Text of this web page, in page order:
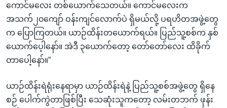
ကောင်မလေး တစ်ယောက်သေတယ်။ ကောင်မလေးက
အသက်၂၀ကျော် ဝန်းကျင်လောက်ပဲ ရှိမယ်လို့ ပရဟိတအဖွဲ့တွေ
က ပြောကြတယ်။ ယာဉ်ထိန်းတယောက်ရယ်။ ပြည်သူ့စစ်က နှစ်
ယောက်ပေ့ါနော်။ အဲဒီ ၃ယောက်တော့ တော်တော်လေး ထိခိုက်
တာပေါ့နော်။”
ယာဉ်ထိန်းရဲရုံးနေရာမှာ ယာဉ်ထိန်းရဲနဲ့ ပြည်သူ့စစ်အဖွဲ့တွေ ရှိနေ
စဉ် ပေါက်ကွဲတာဖြစ်ပြီး သေဆုံးသူကတော့ လမ်းတဘက် ဖုန်း